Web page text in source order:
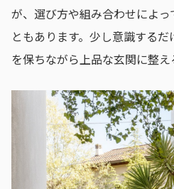
が、選び方や組み合わせによ
ともあります。少し意識する
を保ちながら上品な玄関に整え